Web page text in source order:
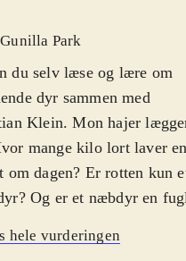
Park
du selv læse og lære om
dyr sammen med
Klein. Mon hajer
mange kilo lort laver en
om dagen? Er rotten kun
Og er et næbdyr en
med Sebastian Klein".
hele vurderingen